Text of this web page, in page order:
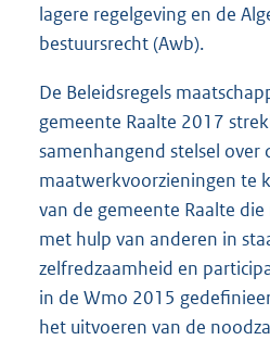
lagere regelgeving en de
bestuursrecht (Awb).
De Beleidsregels
gemeente Raalte 2017
samenhangend stelsel over
maatwerkvoorzieningen te
van de gemeente Raalte
met hulp van anderen in
zelfredzaamheid en
in de Wmo 2015
het uitvoeren van de